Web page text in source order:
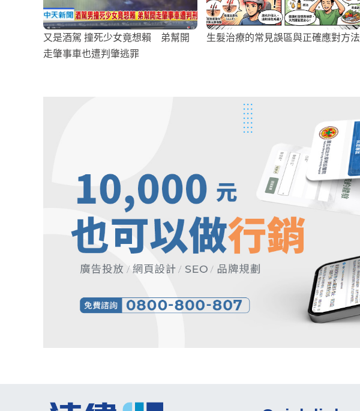
又是酒駕 撞死少女竟想賴 弟幫開
走肇事車也遭判肇逃罪
生髮治療的常見誤區與正確應對方法